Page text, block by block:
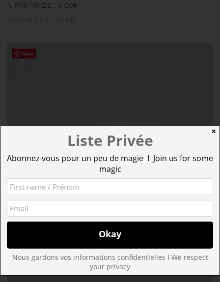
À PARTIR DE : 5,00€
AJOUTER AU PANIER
Save
✕
Liste Privée
Abonnez-vous pour un peu de magie I Join us for some
magic
Nous gardons vos informations confidentielles I We respect
your privacy